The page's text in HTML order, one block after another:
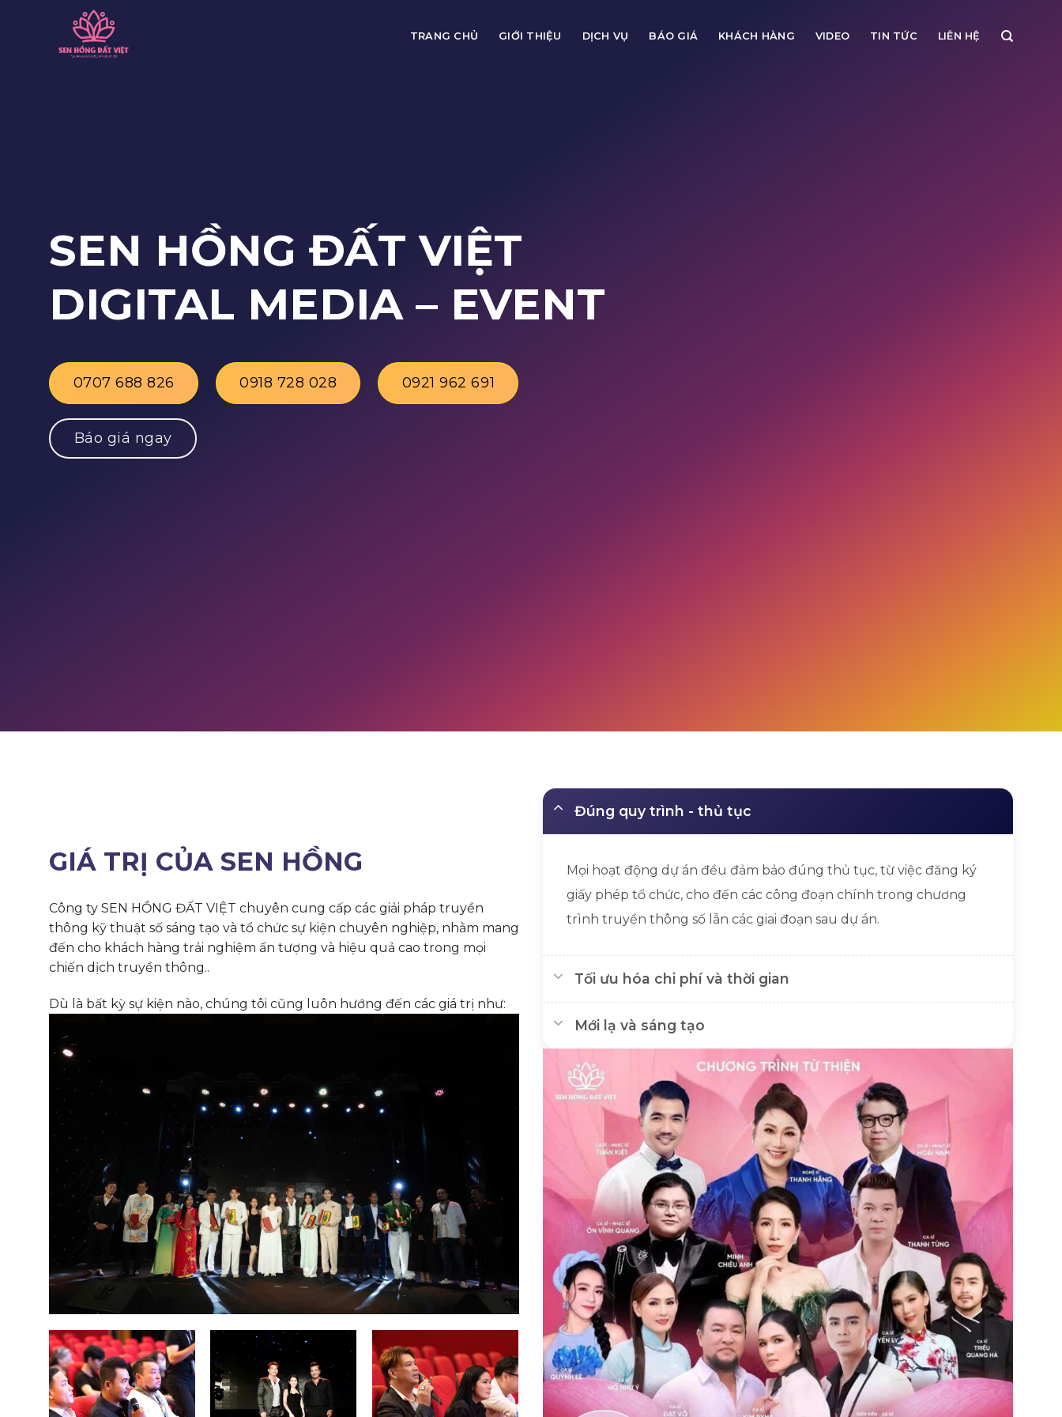
TRANG CHỦ GIỚI THIỆU DỊCH VỤ BÁO GIÁ KHÁCH HÀNG VIDEO TIN TỨC LIÊN HỆ
SEN HỒNG ĐẤT VIỆT
DIGITAL MEDIA – EVENT
0707 688 826 0918 728 028 0921 962 691
Báo giá ngay
GIÁ TRỊ CỦA SEN HỒNG
Công ty SEN HỒNG ĐẤT VIỆT chuyên cung cấp các giải pháp truyền
thông kỹ thuật số sáng tạo và tổ chức sự kiện chuyên nghiệp, nhằm mang
đến cho khách hàng trải nghiệm ấn tượng và hiệu quả cao trong mọi
chiến dịch truyền thông..
Dù là bất kỳ sự kiện nào, chúng tôi cũng luôn hướng đến các giá trị như:
Đúng quy trình - thủ tục
Mọi hoạt động dự án đều đảm bảo đúng thủ tục, từ việc đăng ký
giấy phép tổ chức, cho đến các công đoạn chính trong chương
trình truyền thông số lẫn các giai đoạn sau dự án.
Tối ưu hóa chi phí và thời gian
Mới lạ và sáng tạo